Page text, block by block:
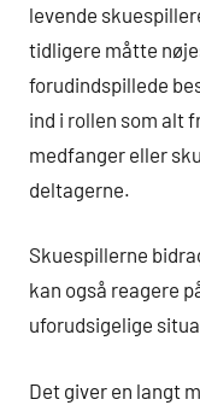
levende
tidligere måtte
forudindspillede
ind i rollen som alt
medfanger eller
deltagerne.
Skuespillerne
kan også reagere
uforudsigelige
Det giver en langt